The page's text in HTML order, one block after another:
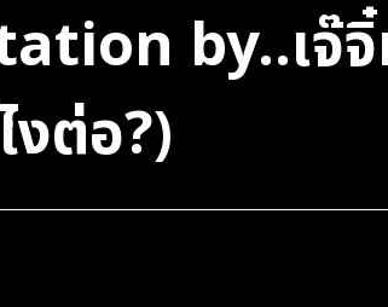
by..เจ๊
งต่อ?)